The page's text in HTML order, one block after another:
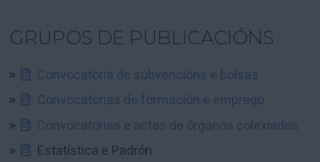
GRUPOS DE PUBLICACIÓNS
Convocatoria de subvencións e bolsas
Convocatorias de formación e emprego
Convocatorias e actas de órganos colexiados
Estatística e Padrón